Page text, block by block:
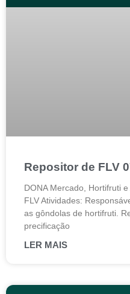
Repositor de FLV
DONA Mercado, Hortifruti
FLV Atividades:
as gôndolas de hortifruti.
precificação
LER MAIS